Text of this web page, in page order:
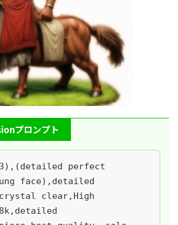
プロンプト
perfect
face),detailed
clear,High